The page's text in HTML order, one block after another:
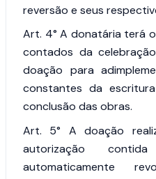
reversão e seus
Art. 4° A donatária terá
contados da
doação para
constantes da
conclusão das obras.
Art. 5° A doação
autorização
automaticamente